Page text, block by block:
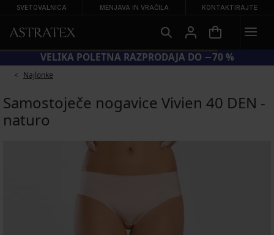
SVETOVALNICA MENJAVA IN VRAČILA KONTAKTIRAJTE
VELIKA POLETNA RAZPRODAJA DO −70 %
Najlonke
Samostoječe nogavice Vivien 40 DEN -
naturo